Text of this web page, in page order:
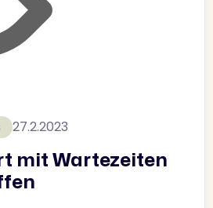
27.2.2023
mit Wartezeiten